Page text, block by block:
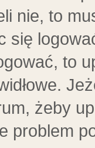
nie, to
się
to
żeby
problem